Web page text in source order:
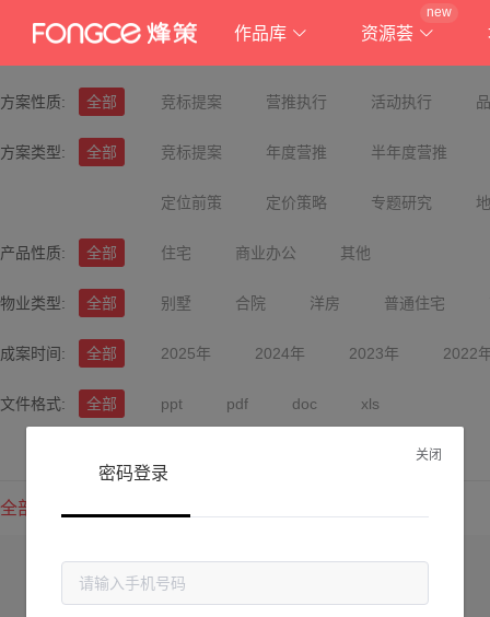
作品库 资源荟
new
方案性质: 全部 竞标提案 营推执行 活动执行
方案类型: 全部 竞标提案 年度营推 半年度营推
定位前策 定价策略 专题研究
产品性质: 全部 住宅 商业办公 其他
物业类型: 全部 别墅 合院 洋房 普通住宅
成案时间: 全部 2025年 2024年 2023年 2022
文件格式: 全部 ppt pdf doc xls
全部方案
关闭
密码登录